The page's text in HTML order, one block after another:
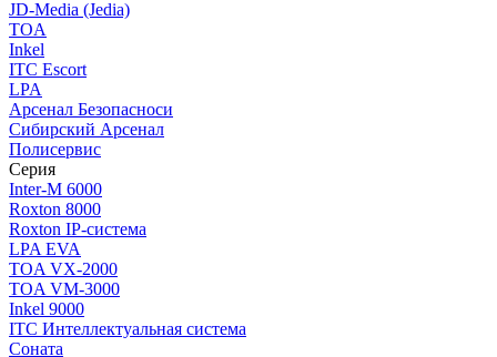
JD-Media (Jedia)
TOA
Inkel
ITC Escort
LPA
Арсенал Безопасноси
Сибирский Арсенал
Полисервис
Серия
Inter-M 6000
Roxton 8000
Roxton IP-система
LPA EVA
TOA VX-2000
TOA VM-3000
Inkel 9000
ITC Интеллектуальная система
Соната